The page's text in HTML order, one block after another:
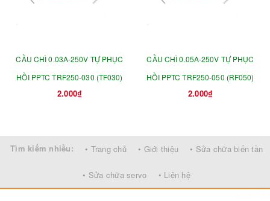
CẦU CHÌ 0.03A-250V TỰ PHỤC
HỒI PPTC TRF250-030 (TF030)
2.000₫
CẦU CHÌ 0.05A-250V TỰ PHỤC
HỒI PPTC TRF250-050 (RF050)
2.000₫
Tìm kiếm nhiều: • Trang chủ • Giới thiệu • Sửa chữa biến tần
• Sửa chữa servo • Liên hệ